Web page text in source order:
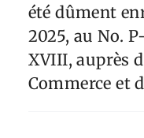
été dûment
2025, au No.
XVIII, auprès
Commerce et